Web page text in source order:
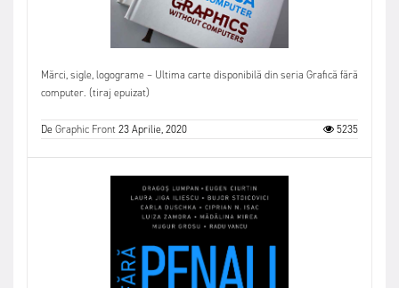
Mărci, sigle, logograme – Ultima carte disponibilă din seria Grafică fără
computer. (tiraj epuizat)
DeGraphic Front23 Aprilie, 2020 5235